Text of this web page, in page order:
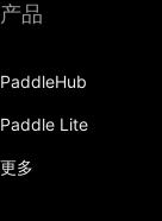
产品
PaddleHub
Paddle Lite
更多